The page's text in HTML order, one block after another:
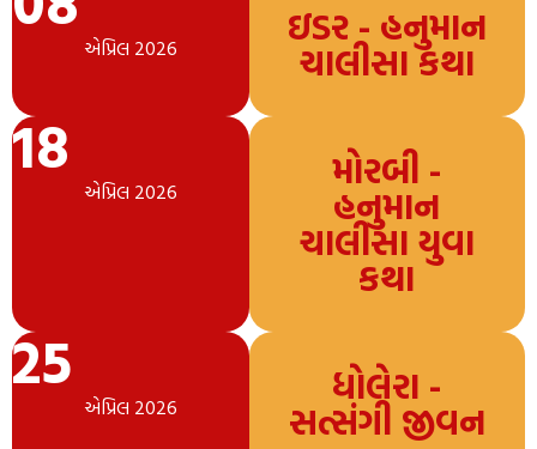
એપ્રિલ 2026 ઇડર - હનુમાન
ચાલીસા કથા
18
એપ્રિલ 2026 મોરબી -
હનુમાન
ચાલીસા યુવા
કથા
25
એપ્રિલ 2026 ધોલેરા -
સત્સંગી જીવન